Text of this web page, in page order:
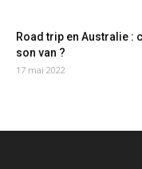
Road trip en Australie :
son van ?
17 mai 2022